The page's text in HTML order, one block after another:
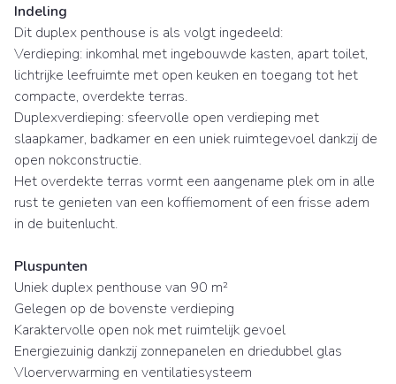
Indeling
Dit duplex penthouse is als volgt ingedeeld:
Verdieping: inkomhal met ingebouwde kasten, apart toilet,
lichtrijke leefruimte met open keuken en toegang tot het
compacte, overdekte terras.
Duplexverdieping: sfeervolle open verdieping met
slaapkamer, badkamer en een uniek ruimtegevoel dankzij de
open nokconstructie.
Het overdekte terras vormt een aangename plek om in alle
rust te genieten van een koffiemoment of een frisse adem
in de buitenlucht.
Pluspunten
Uniek duplex penthouse van 90 m²
Gelegen op de bovenste verdieping
Karaktervolle open nok met ruimtelijk gevoel
Energiezuinig dankzij zonnepanelen en driedubbel glas
Vloerverwarming en ventilatiesysteem